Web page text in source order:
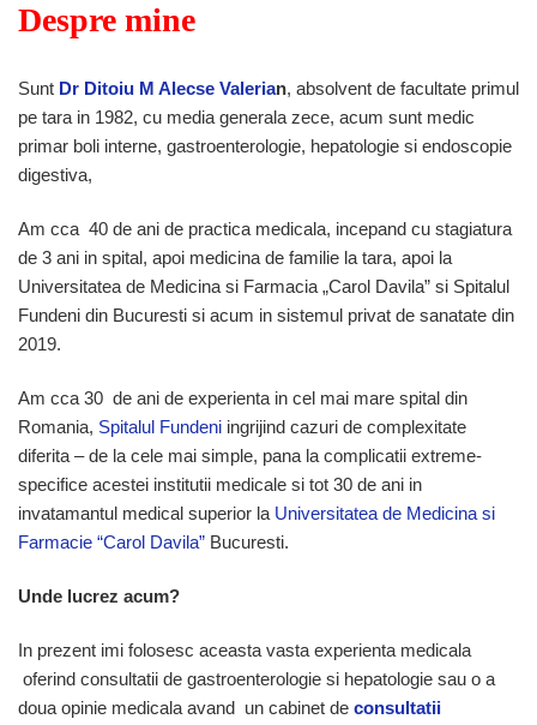
Despre mine
Sunt Dr Ditoiu M Alecse Valerian, absolvent de facultate primul
pe tara in 1982, cu media generala zece, acum sunt medic
primar boli interne, gastroenterologie, hepatologie si endoscopie
digestiva,
Am cca 40 de ani de practica medicala, incepand cu stagiatura
de 3 ani in spital, apoi medicina de familie la tara, apoi la
Universitatea de Medicina si Farmacia „Carol Davila” si Spitalul
Fundeni din Bucuresti si acum in sistemul privat de sanatate din
2019.
Am cca 30 de ani de experienta in cel mai mare spital din
Romania, Spitalul Fundeni ingrijind cazuri de complexitate
diferita – de la cele mai simple, pana la complicatii extreme-
specifice acestei institutii medicale si tot 30 de ani in
invatamantul medical superior la Universitatea de Medicina si
Farmacie “Carol Davila” Bucuresti.
Unde lucrez acum?
In prezent imi folosesc aceasta vasta experienta medicala
oferind consultatii de gastroenterologie si hepatologie sau o a
doua opinie medicala avand un cabinet de consultatii